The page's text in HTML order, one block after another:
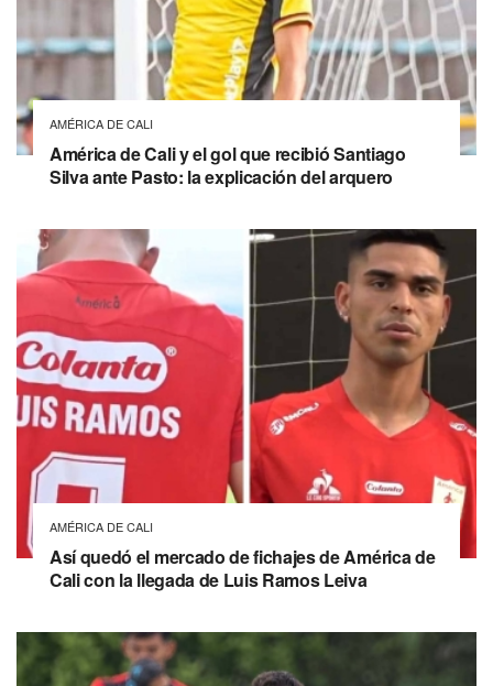
AMÉRICA DE CALI
América de Cali y el gol que recibió Santiago
Silva ante Pasto: la explicación del arquero
AMÉRICA DE CALI
Así quedó el mercado de fichajes de América de
Cali con la llegada de Luis Ramos Leiva